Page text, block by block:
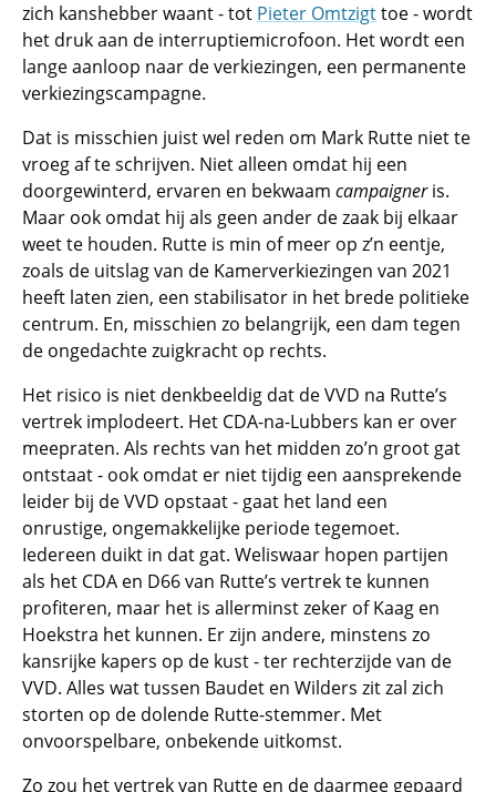
zich kanshebber waant - tot Pieter Omtzigttoe - wordt
het druk aan de interruptiemicrofoon. Het wordt een
lange aanloop naar de verkiezingen, een permanente
verkiezingscampagne.
Dat is misschien juist wel reden om Mark Rutte niet te
vroeg af te schrijven. Niet alleen omdat hij een
doorgewinterd, ervaren en bekwaam campaigneris.
Maar ook omdat hij als geen ander de zaak bij elkaar
weet te houden. Rutte is min of meer op z’n eentje,
zoals de uitslag van de Kamerverkiezingen van 2021
heeft laten zien, een stabilisator in het brede politieke
centrum. En, misschien zo belangrijk, een dam tegen
de ongedachte zuigkracht op rechts.
Het risico is niet denkbeeldig dat de VVD na Rutte’s
vertrek implodeert. Het CDA-na-Lubbers kan er over
meepraten. Als rechts van het midden zo’n groot gat
ontstaat - ook omdat er niet tijdig een aansprekende
leider bij de VVD opstaat - gaat het land een
onrustige, ongemakkelijke periode tegemoet.
Iedereen duikt in dat gat. Weliswaar hopen partijen
als het CDA en D66 van Rutte’s vertrek te kunnen
profiteren, maar het is allerminst zeker of Kaag en
Hoekstra het kunnen. Er zijn andere, minstens zo
kansrijke kapers op de kust - ter rechterzijde van de
VVD. Alles wat tussen Baudet en Wilders zit zal zich
storten op de dolende Rutte-stemmer. Met
onvoorspelbare, onbekende uitkomst.
Zo zou het vertrek van Rutte en de daarmee gepaard